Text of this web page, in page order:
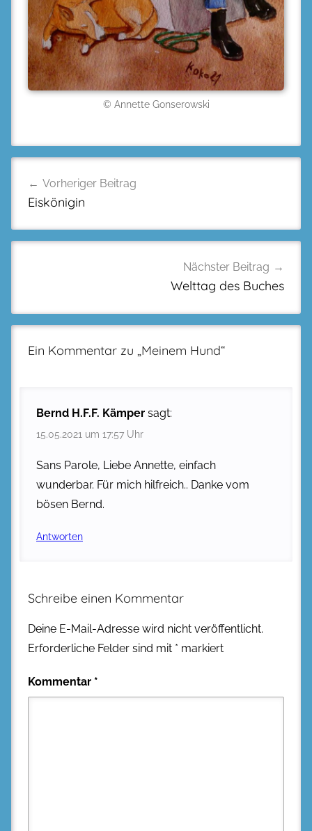
© Annette Gonserowski
Vorheriger Beitrag
Eiskönigin
Nächster Beitrag
Welttag des Buches
Ein Kommentar zu „Meinem Hund“
Bernd H.F.F. Kämper sagt:
15.05.2021 um 17:57 Uhr
Sans Parole, Liebe Annette, einfach
wunderbar. Für mich hilfreich.. Danke vom
bösen Bernd.
Antworten
Schreibe einen Kommentar
Deine E-Mail-Adresse wird nicht veröffentlicht.
Erforderliche Felder sind mit * markiert
Kommentar *